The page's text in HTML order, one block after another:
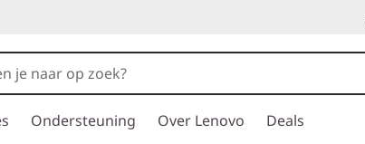
Ondersteuning Over Lenovo Deals